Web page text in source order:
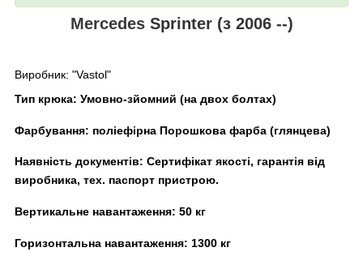
MercedesSprinter (з 2006 --)
Виробник: "Vastol"
Тип крюка: Умовно-зйомний (на двох болтах)
Фарбування: поліефірна Порошкова фарба (глянцева)
Наявність документів: Сертифікат якості, гарантія від
виробника, тех. паспорт пристрою.
Вертикальне навантаження: 50 кг
Горизонтальна навантаження: 1300 кг